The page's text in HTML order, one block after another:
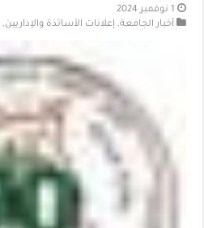
1 نوفمبر 2024
أخبار الجامعة, إعلانات الأساتذة والإداريين,